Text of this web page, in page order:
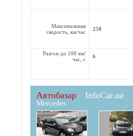
Максимальная
скорость, км/час
250
Разгон до 100 км/
час, с
6
Автобазар InfoCar.ua
Mercedes